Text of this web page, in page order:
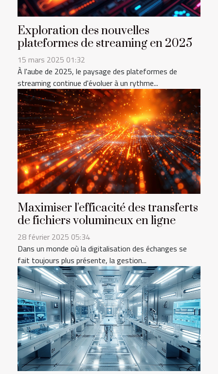
Exploration des nouvelles
plateformes de streaming en 2025
15 mars 2025 01:32
À l'aube de 2025, le paysage des plateformes de
streaming continue d'évoluer à un rythme...
Maximiser l'efficacité des transferts
de fichiers volumineux en ligne
28 février 2025 05:34
Dans un monde où la digitalisation des échanges se
fait toujours plus présente, la gestion...